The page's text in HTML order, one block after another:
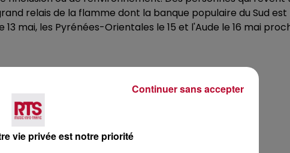
relais de la flamme dont la banque populaire du Sud
mai, les Pyrénées-Orientales le 15 et l'Aude le 16 mai
vie privée est notre priorité
Continuer sans accepter